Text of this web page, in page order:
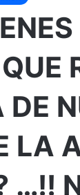
LA
…!!